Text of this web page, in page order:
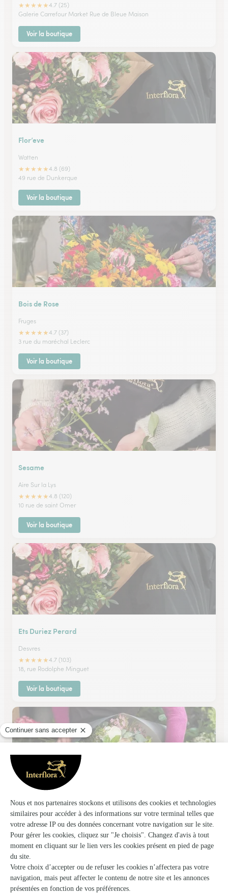
★★★★★4.7 (25)
Galerie Carrefour Market Rue de Bleue Maison
Voir la boutique
Flor’eve
Watten
★★★★★4.8 (69)
49 rue de Dunkerque
Voir la boutique
Bois de Rose
Fruges
★★★★★4.7 (37)
3 rue du maréchal Leclerc
Voir la boutique
Sesame
Aire Sur la Lys
★★★★★4.8 (120)
10 rue de saint Omer
Voir la boutique
Ets Duriez Perard
Desvres
★★★★★4.7 (103)
18, rue Rodolphe Minguet
Voir la boutique
Bois en Ardres
★★★★★ 4.8 (112)
242, avenue du Rossignol
Voir la boutique